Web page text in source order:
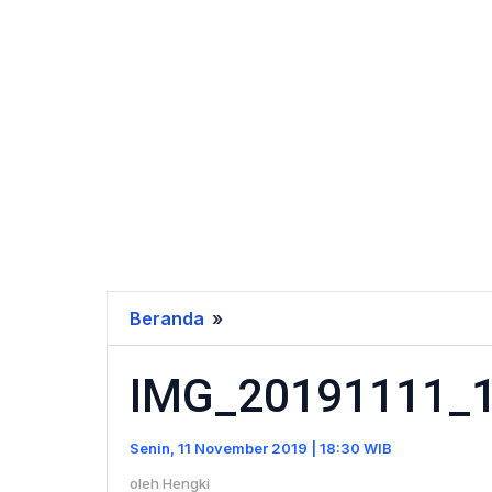
Beranda »
Senin, 11 November 2019 | 18:30 WIB
oleh Hengki